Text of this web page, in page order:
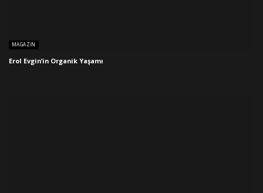
MAGAZIN
Erol Evgin’in Organik Yaşamı